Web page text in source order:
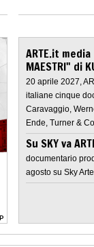
ARTE.it
MAESTRI" di
20 aprile 2027,
italiane cinque
Caravaggio,
Ende, Turner &
Su SKY va
documentario
agosto su Sky Arte